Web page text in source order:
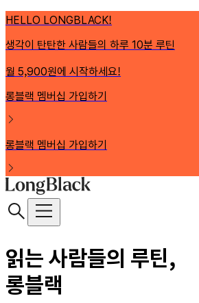
HELLO LONGBLACK!
생각이 탄탄한 사람들의 하루 10분 루틴
월 5,900원에 시작하세요!
롱블랙 멤버십 가입하기
롱블랙 멤버십 가입하기
읽는 사람들의 루틴,
롱블랙